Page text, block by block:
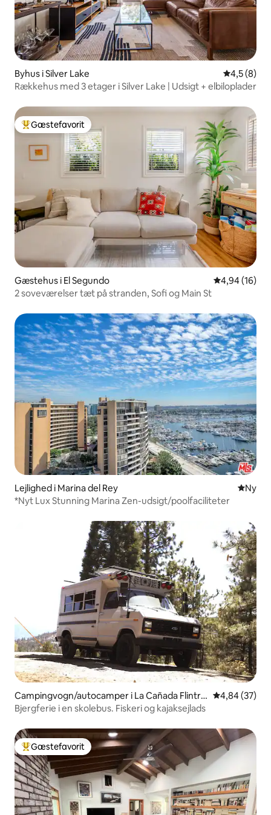
Byhus i Silver Lake 4,5 ud af 5
4,5 (8)
Rækkehus med 3 etager i Silver Lake | Udsigt + elbiloplader
Bedste gæstefavorit
Gæstefavorit
Gæstehus i El Segundo 4,94 ud af 5 i
4,94 (16)
2 soveværelser tæt på stranden, Sofi og Main St
Lejlighed i Marina del Rey Nyt
Ny
*Nyt Lux Stunning Marina Zen-udsigt/poolfaciliteter
Campingvogn/autocamper i La Cañada Flintrid
ge
4,84 ud af 5 i
4,84 (37)
Bjergferie i en skolebus. Fiskeri og kajaksejlads
Bedste gæstefavorit
Gæstefavorit